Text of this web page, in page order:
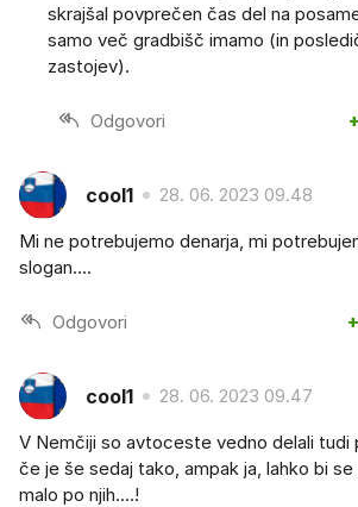
skrajšal povprečen čas del na
samo več gradbišč imamo (in
zastojev).
Odgovori
cool1 28. 06. 2023 09.48
Mi ne potrebujemo denarja, mi
slogan....
Odgovori
cool1 28. 06. 2023 09.47
V Nemčiji so avtoceste vedno delali tudi
če je še sedaj tako, ampak ja, lahko bi
malo po njih....!